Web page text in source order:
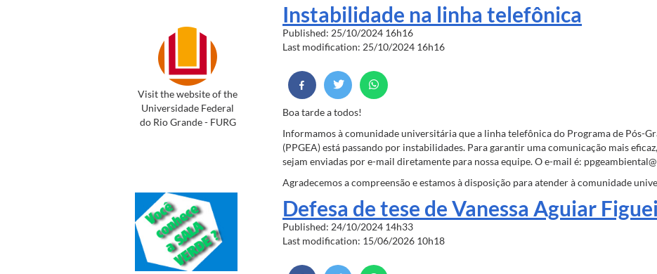
Visit the website of the
Universidade Federal
do Rio Grande - FURG
Instabilidade na linha telefônica
Published: 25/10/2024 16h16
Last modification: 25/10/2024 16h16
Boa tarde a todos!
Informamos à comunidade universitária que a linha telefônica do Programa de Pós-
(PPGEA) está passando por instabilidades. Para garantir uma comunicação mais
sejam enviadas por e-mail diretamente para nossa equipe. O e-mail é:
Agradecemos a compreensão e estamos à disposição para atender à comunidade
Defesa de tese de Vanessa Aguiar
Published: 24/10/2024 14h33
Last modification: 15/06/2026 10h18